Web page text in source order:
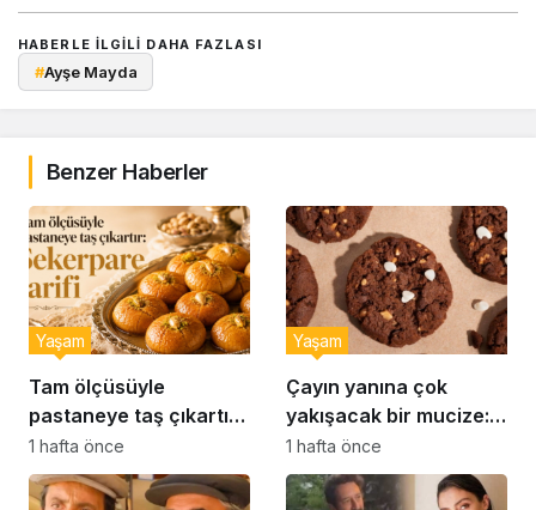
HABERLE ILGILI DAHA FAZLASI
#Ayşe Mayda
Benzer Haberler
Tam ölçüsüyle
pastaneye taş çıkartır:
Şekerpare tarifi
Yaşam
1 hafta önce
Çayın yanına çok
yakışacak bir mucize:
Brownie tadında ıslak
kurabiye tarifi…
Yaşam
1 hafta önce